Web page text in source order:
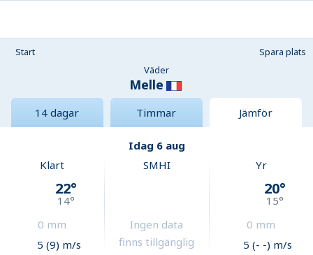
Start
Spara plats
Väder
Melle
14 dagar Timmar Jämför
Idag 6 aug
Klart
22°
14°
0 mm
5 (9) m/s
SMHI
Ingen data
finns tillgänglig
Yr
20°
15°
0 mm
5 (- -) m/s